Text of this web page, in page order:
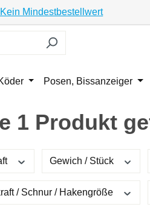
Kein Mindestbestellwert
Posen, Bissanzeiger
1 Produkt
Gewich / Stück
/ Schnur / Hakengröße